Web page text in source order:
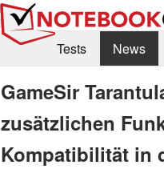
Tests
News
GameSir
zusätzlichen
Kompatibilität in